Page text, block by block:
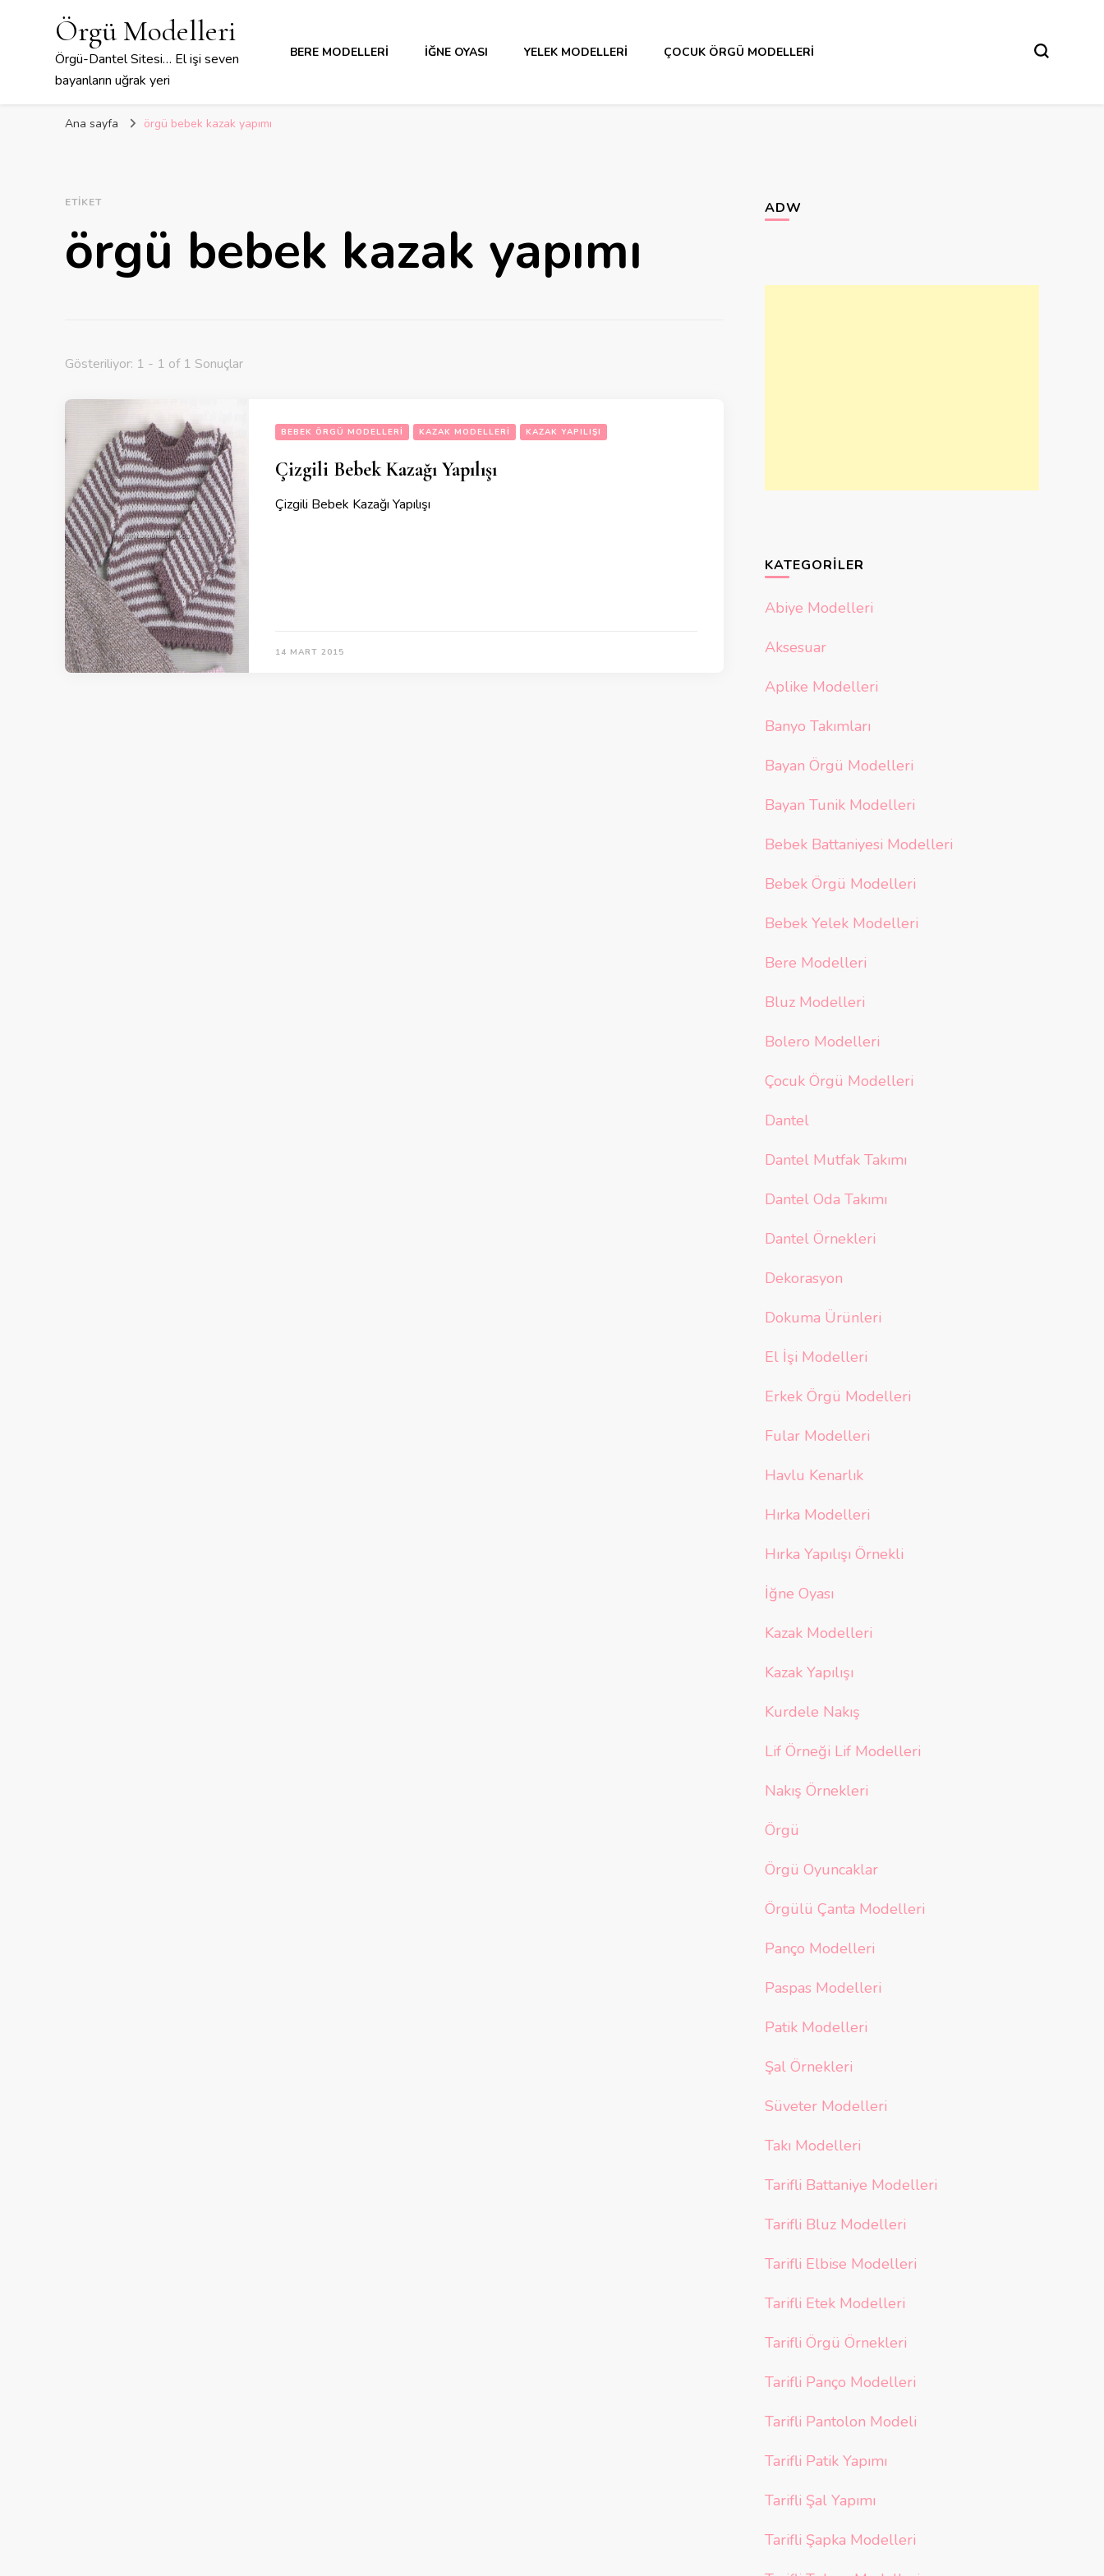
Örgü Modelleri
Örgü-Dantel Sitesi… El işi seven
bayanların uğrak yeri
BERE MODELLERI İĞNE OYASI YELEK MODELLERI ÇOCUK ÖRGÜ MODELLERI
Ana sayfa örgü bebek kazak yapımı
ETIKET
örgü bebek kazak yapımı
Gösteriliyor: 1 - 1 of 1 Sonuçlar
BEBEK ÖRGÜ MODELLERI KAZAK MODELLERI KAZAK YAPILIŞI
Çizgili Bebek Kazağı Yapılışı
Çizgili Bebek Kazağı Yapılışı
14 MART 2015
ADW
KATEGORILER
Abiye Modelleri
Aksesuar
Aplike Modelleri
Banyo Takımları
Bayan Örgü Modelleri
Bayan Tunik Modelleri
Bebek Battaniyesi Modelleri
Bebek Örgü Modelleri
Bebek Yelek Modelleri
Bere Modelleri
Bluz Modelleri
Bolero Modelleri
Çocuk Örgü Modelleri
Dantel
Dantel Mutfak Takımı
Dantel Oda Takımı
Dantel Örnekleri
Dekorasyon
Dokuma Ürünleri
El İşi Modelleri
Erkek Örgü Modelleri
Fular Modelleri
Havlu Kenarlık
Hırka Modelleri
Hırka Yapılışı Örnekli
İğne Oyası
Kazak Modelleri
Kazak Yapılışı
Kurdele Nakış
Lif Örneği Lif Modelleri
Nakış Örnekleri
Örgü
Örgü Oyuncaklar
Örgülü Çanta Modelleri
Panço Modelleri
Paspas Modelleri
Patik Modelleri
Şal Örnekleri
Süveter Modelleri
Takı Modelleri
Tarifli Battaniye Modelleri
Tarifli Bluz Modelleri
Tarifli Elbise Modelleri
Tarifli Etek Modelleri
Tarifli Örgü Örnekleri
Tarifli Panço Modelleri
Tarifli Pantolon Modeli
Tarifli Patik Yapımı
Tarifli Şal Yapımı
Tarifli Şapka Modelleri